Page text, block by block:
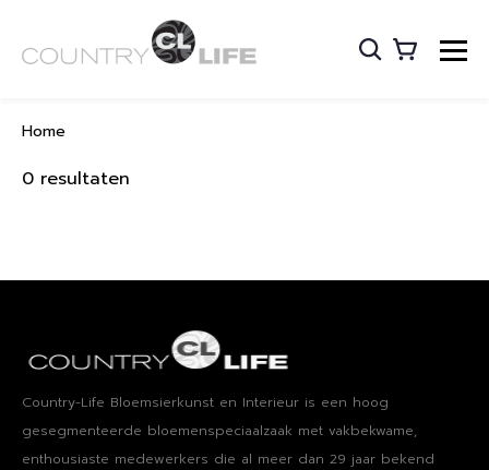
Home
0 resultaten
Country-Life Bloemsierkunst en Interieur is een hoog​ ​
gesegmenteerde bloemenspeciaalzaak met vakbekwame​, ​
enthousiaste medewerkers die al meer dan 29 jaar bekend